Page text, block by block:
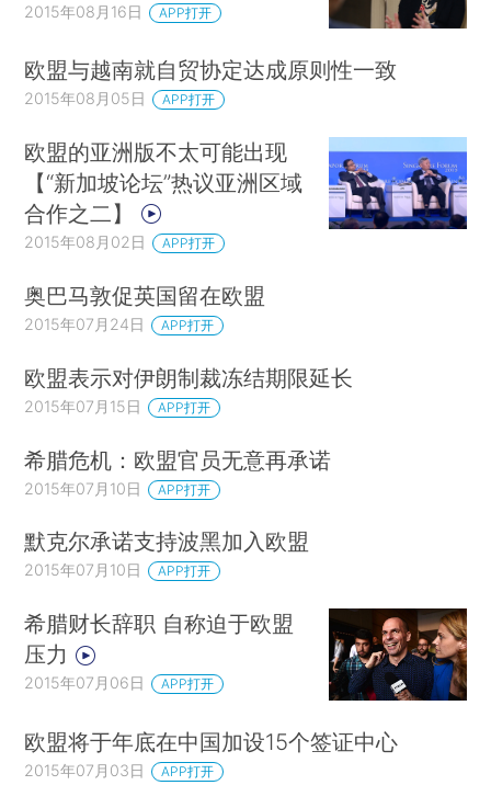
2015年08月16日 APP打开
欧盟与越南就自贸协定达成原则性一致
2015年08月05日 APP打开
欧盟的亚洲版不太可能出现
【“新加坡论坛”热议亚洲区域
合作之二】
2015年08月02日 APP打开
奥巴马敦促英国留在欧盟
2015年07月24日 APP打开
欧盟表示对伊朗制裁冻结期限延长
2015年07月15日 APP打开
希腊危机：欧盟官员无意再承诺
2015年07月10日 APP打开
默克尔承诺支持波黑加入欧盟
2015年07月10日 APP打开
希腊财长辞职 自称迫于欧盟
压力
2015年07月06日 APP打开
欧盟将于年底在中国加设15个签证中心
2015年07月03日 APP打开